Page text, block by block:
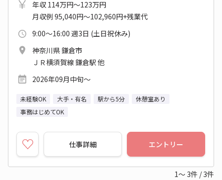
年収 114万円～123万円
月収例 95,040円～102,960円+残業代
9:00～16:00 週3日 (土日祝休み)
神奈川県 鎌倉市
ＪＲ横須賀線 鎌倉駅 他
2026年09月中旬～
未経験OK 大手・有名 駅から5分
休憩室あり
事務はじめてOK
仕事詳細 エントリー
1～ 3件 / 3件